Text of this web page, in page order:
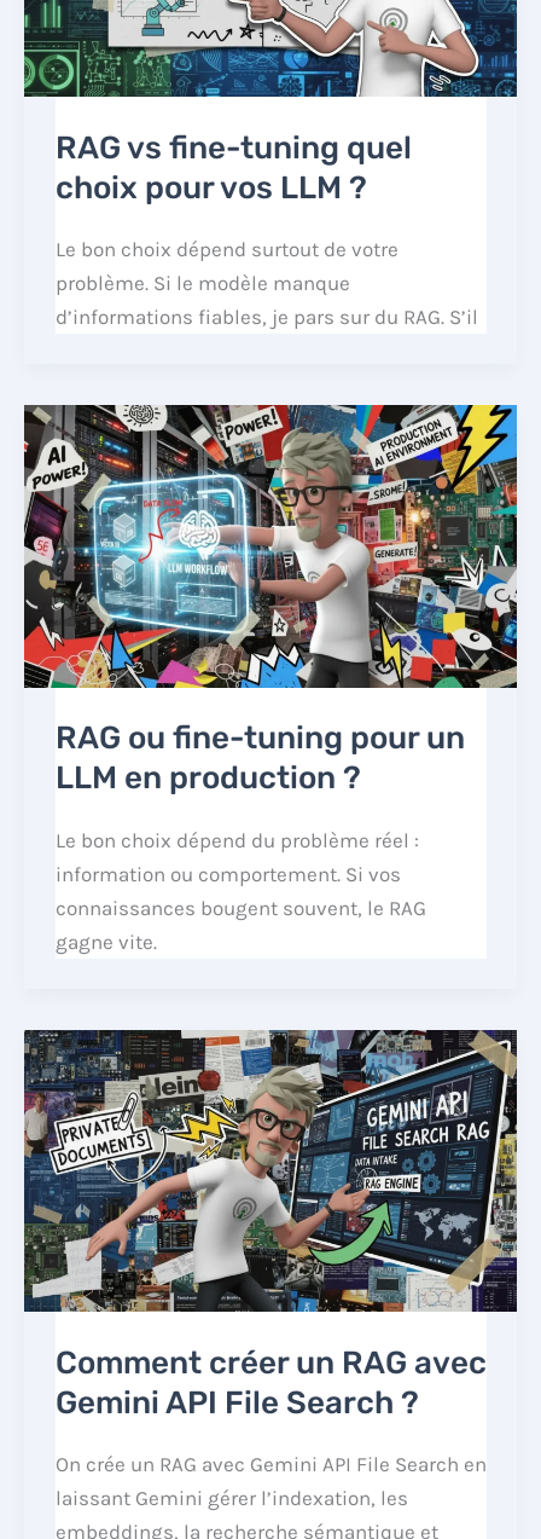
RAG vs fine-tuning quel
choix pour vos LLM ?
Le bon choix dépend surtout de votre
problème. Si le modèle manque
d’informations fiables, je pars sur du RAG. S’il
RAG ou fine-tuning pour un
LLM en production ?
Le bon choix dépend du problème réel :
information ou comportement. Si vos
connaissances bougent souvent, le RAG
gagne vite.
Comment créer un RAG avec
Gemini API File Search ?
On crée un RAG avec Gemini API File Search en
laissant Gemini gérer l’indexation, les
embeddings, la recherche sémantique et